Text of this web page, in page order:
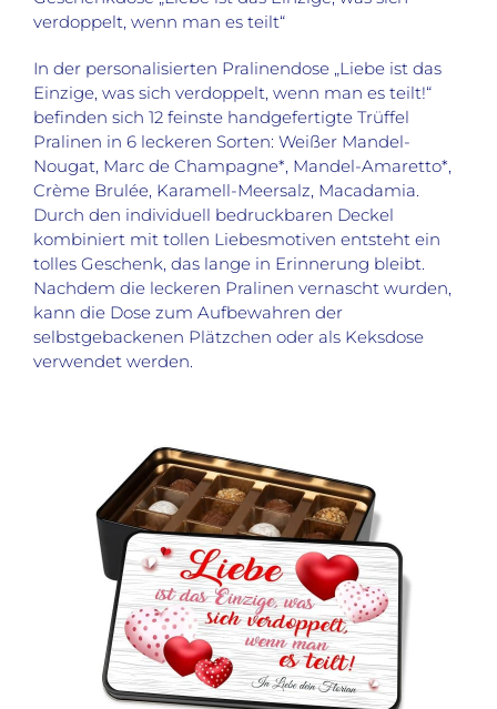
verdoppelt, wenn man es teilt“
In der personalisierten Pralinendose „Liebe ist das
Einzige, was sich verdoppelt, wenn man es teilt!“
befinden sich 12 feinste handgefertigte Trüffel
Pralinen in 6 leckeren Sorten: Weißer Mandel-
Nougat, Marc de Champagne*, Mandel-Amaretto*,
Crème Brulée, Karamell-Meersalz, Macadamia.
Durch den individuell bedruckbaren Deckel
kombiniert mit tollen Liebesmotiven entsteht ein
tolles Geschenk, das lange in Erinnerung bleibt.
Nachdem die leckeren Pralinen vernascht wurden,
kann die Dose zum Aufbewahren der
selbstgebackenen Plätzchen oder als Keksdose
verwendet werden.